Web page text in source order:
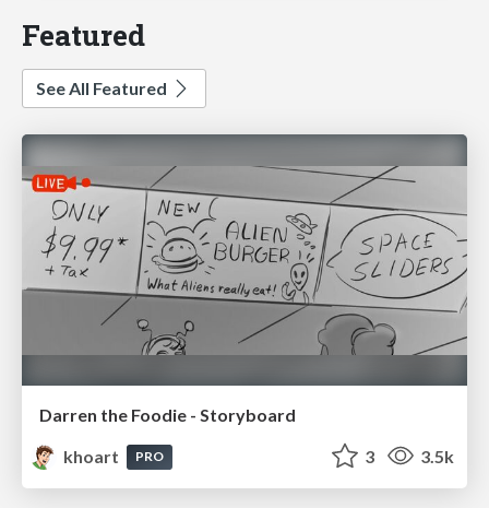
Featured
See All Featured
Darren the Foodie - Storyboard
khoart
PRO 3 3.5k